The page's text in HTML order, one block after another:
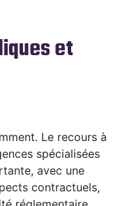
et
Le recours à
spécialisées
avec une
contractuels,